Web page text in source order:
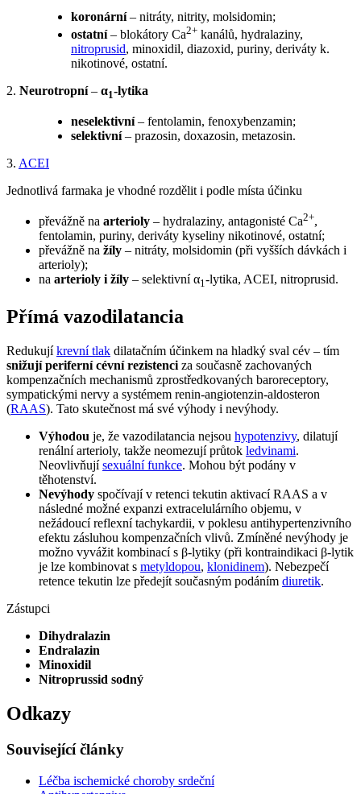
koronární– nitráty, nitrity, molsidomin;
ostatní– blokátory Ca2+ kanálů, hydralaziny,
nitroprusid, minoxidil, diazoxid, puriny, deriváty k.
nikotinové, ostatní.
2. Neurotropní– α1-lytika
neselektivní– fentolamin, fenoxybenzamin;
selektivní– prazosin, doxazosin, metazosin.
3. ACEI
Jednotlivá farmaka je vhodné rozdělit i podle místa účinku
převážně na arterioly – hydralaziny, antagonisté Ca2+,
fentolamin, puriny, deriváty kyseliny nikotinové, ostatní;
převážně na žíly – nitráty, molsidomin (při vyšších dávkách i
arterioly);
na arterioly i žíly – selektivní α1-lytika, ACEI, nitroprusid.
Přímá vazodilatancia
Redukujíkrevní tlak dilatačním účinkem na hladký sval cév – tím
snižují periferní cévní rezistenci za současně zachovaných
kompenzačních mechanismů zprostředkovaných baroreceptory,
sympatickými nervy a systémem renin-angiotenzin-aldosteron
(RAAS). Tato skutečnost má své výhody i nevýhody.
Výhodou je, že vazodilatancia nejsou hypotenzivy, dilatují
renální arterioly, takže neomezují průtok ledvinami.
Neovlivňujísexuální funkce. Mohou být podány v
těhotenství.
Nevýhody spočívají v retenci tekutin aktivací RAAS a v
následné možné expanzi extracelulárního objemu, v
nežádoucí reflexní tachykardii, v poklesu antihypertenzivního
efektu zásluhou kompenzačních vlivů. Zmíněné nevýhody je
možno vyvážit kombinací s β-lytiky (při kontraindikaci β-lytik
je lze kombinovat s metyldopou, klonidinem). Nebezpečí
retence tekutin lze předejít současným podáním diuretik.
Zástupci
Dihydralazin
Endralazin
Minoxidil
Nitroprussid sodný
Odkazy
Související články
Léčba ischemické choroby srdeční